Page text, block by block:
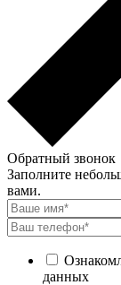
Обратный звонок
Заполните
вами.
данных